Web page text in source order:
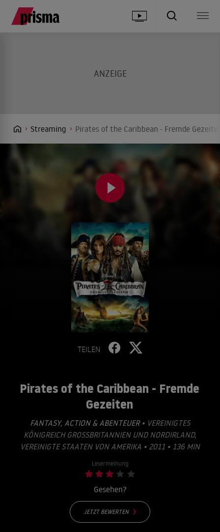
Streaming Pirates of the Caribbean - Fremde
TEILEN
Pirates of the Caribbean - Fremde
Gezeiten
FANTASY, ACTION & ABENTEUER• VEREINIGTES
KÖNIGREICH GROSSBRITANNIEN UND NORDIRLAND, V
EREINIGTE STAATEN VON AMERIKA • 2011 • 136 MIN
Lesermeinung
Gesehen?
JETZT BEWERTEN